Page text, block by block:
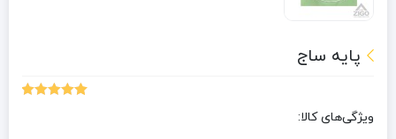
پایه ساج
ویژگی‌های کالا: